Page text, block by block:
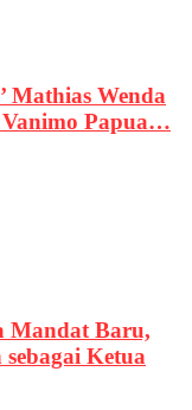
Mathias Wenda
Papua…
Mandat Baru,
Ketua